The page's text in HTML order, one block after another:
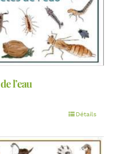
l’eau
Détails